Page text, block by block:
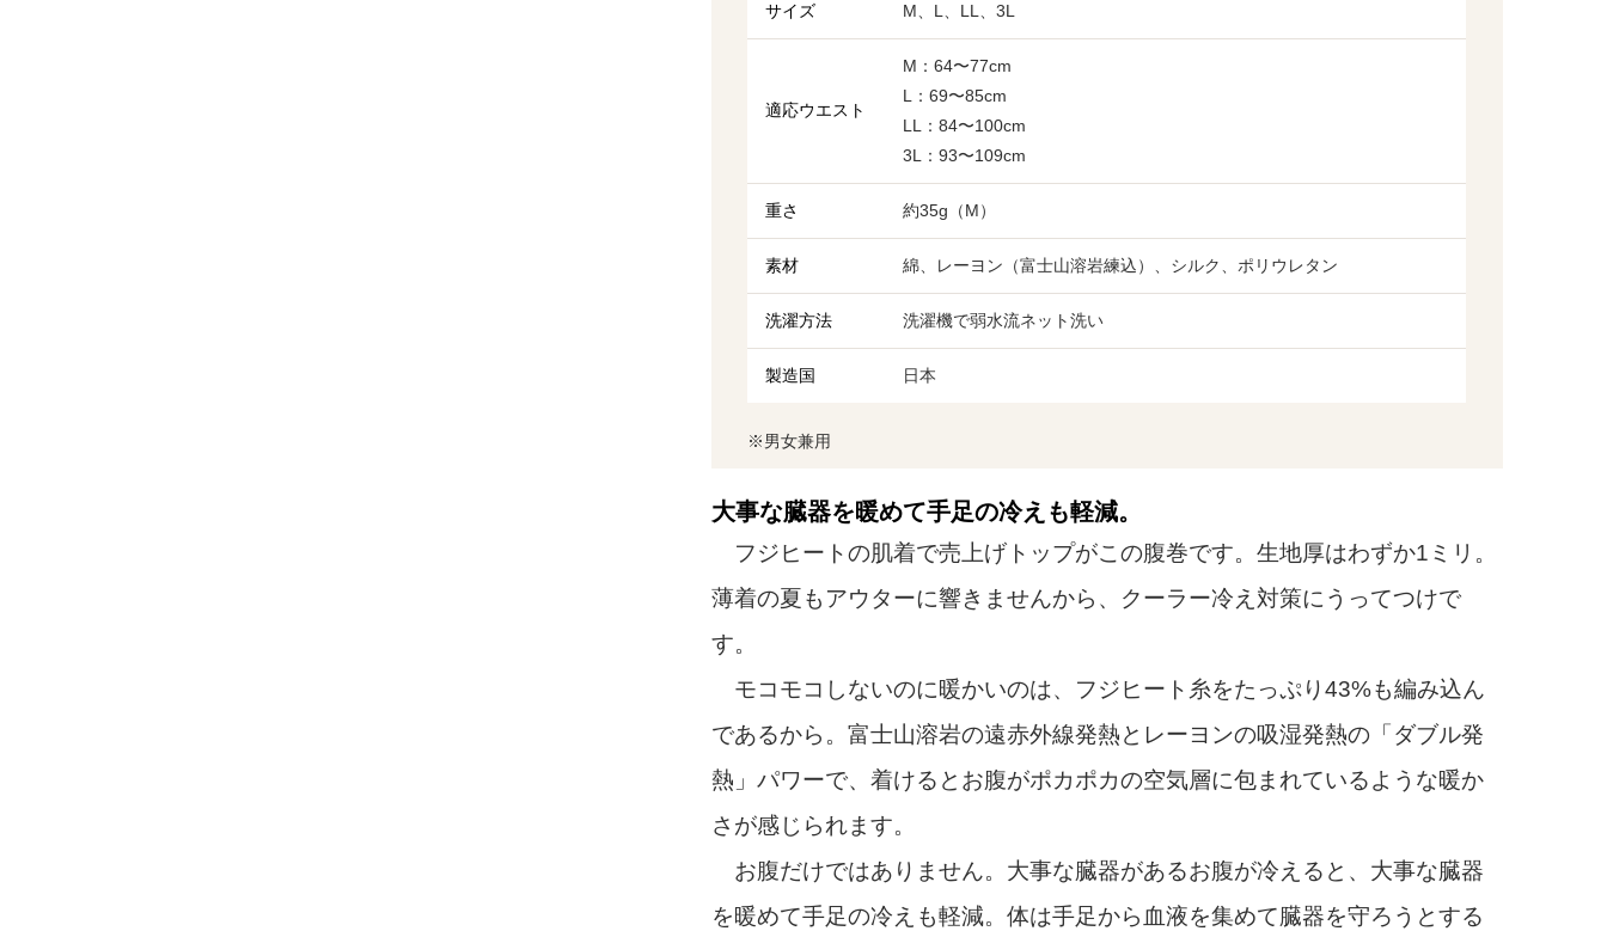
サイズ M、L、LL、3L
適応ウエスト
M：64〜77cm
L：69〜85cm
LL：84〜100cm
3L：93〜109cm
重さ 約35g（M）
素材 綿、レーヨン（富士山溶岩練込）、シルク、ポリウレタン
洗濯方法 洗濯機で弱水流ネット洗い
製造国 日本
※男女兼用
大事な臓器を暖めて手足の冷えも軽減。
フジヒートの肌着で売上げトップがこの腹巻です。生地厚はわずか1ミリ。
薄着の夏もアウターに響きませんから、クーラー冷え対策にうってつけで
す。
モコモコしないのに暖かいのは、フジヒート糸をたっぷり43%も編み込ん
であるから。富士山溶岩の遠赤外線発熱とレーヨンの吸湿発熱の「ダブル発
熱」パワーで、着けるとお腹がポカポカの空気層に包まれているような暖か
さが感じられます。
お腹だけではありません。大事な臓器があるお腹が冷えると、大事な臓器
を暖めて手足の冷えも軽減。体は手足から血液を集めて臓器を守ろうとする